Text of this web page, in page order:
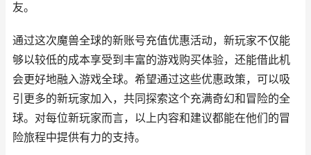
友。
通过这次魔兽全球的新账号充值优惠活动，新玩家不仅能
够以较低的成本享受到丰富的游戏购买体验，还能借此机
会更好地融入游戏全球。希望通过这些优惠政策，可以吸
引更多的新玩家加入，共同探索这个充满奇幻和冒险的全
球。对每位新玩家而言，以上内容和建议都能在他们的冒
险旅程中提供有力的支持。